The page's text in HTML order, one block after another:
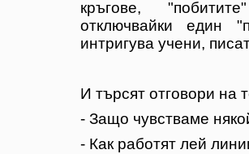
кръгове,
отключвайки един
интригува учени,
И търсят отговори на
- Защо чувстваме
- Как работят лей